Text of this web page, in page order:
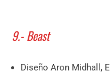
9.- Beast
Diseño Aron Midhall,